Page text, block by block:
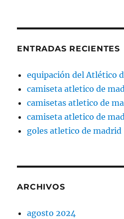
ENTRADAS RECIENTES
equipación del Atlético
camiseta atletico de
camisetas atletico de
camiseta atletico de
goles atletico de madrid
ARCHIVOS
agosto 2024